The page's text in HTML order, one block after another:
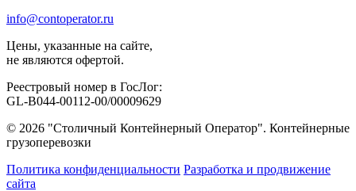
info@contoperator.ru
Цены, указанные на сайте,
не являются офертой.
Реестровый номер в ГосЛог:
GL-B044-00112-00/00009629
© 2026 "Столичный Контейнерный Оператор". Контейнерные
грузоперевозки
Политика конфиденциальности Разработка и продвижение
сайта